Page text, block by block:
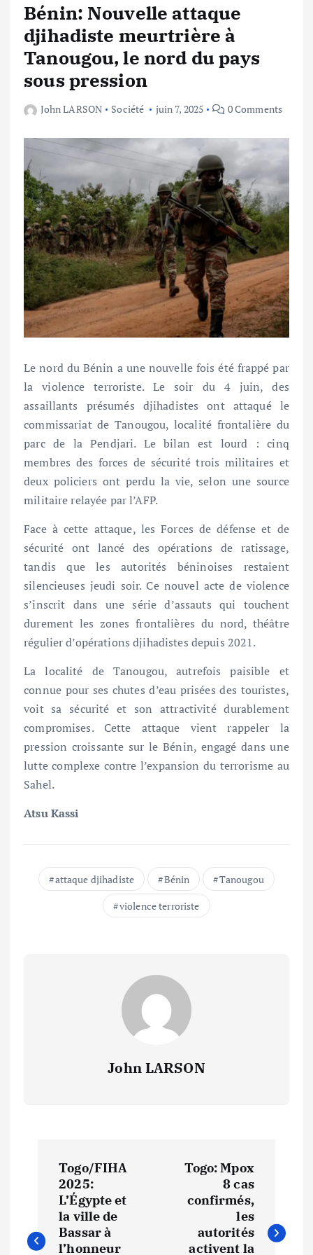
Bénin: Nouvelle attaque
djihadiste meurtrière à
Tanougou, le nord du pays
sous pression
John LARSON Société juin 7, 2025 0 Comments
Le nord du Bénin a une nouvelle fois été frappé par
la violence terroriste. Le soir du 4 juin, des
assaillants présumés djihadistes ont attaqué le
commissariat de Tanougou, localité frontalière du
parc de la Pendjari. Le bilan est lourd : cinq
membres des forces de sécurité trois militaires et
deux policiers ont perdu la vie, selon une source
militaire relayée par l’AFP.
Face à cette attaque, les Forces de défense et de
sécurité ont lancé des opérations de ratissage,
tandis que les autorités béninoises restaient
silencieuses jeudi soir. Ce nouvel acte de violence
s’inscrit dans une série d’assauts qui touchent
durement les zones frontalières du nord, théâtre
régulier d’opérations djihadistes depuis 2021.
La localité de Tanougou, autrefois paisible et
connue pour ses chutes d’eau prisées des touristes,
voit sa sécurité et son attractivité durablement
compromises. Cette attaque vient rappeler la
pression croissante sur le Bénin, engagé dans une
lutte complexe contre l’expansion du terrorisme au
Sahel.
Atsu Kassi
attaque djihadiste Bénin
Tanougou
violence terroriste
John LARSON
v
Togo/FIHA
2025:
L’Égypte et
la ville de
Bassar à
l’honneur
Togo: Mpox
8 cas
confirmés,
les
autorités
activent la